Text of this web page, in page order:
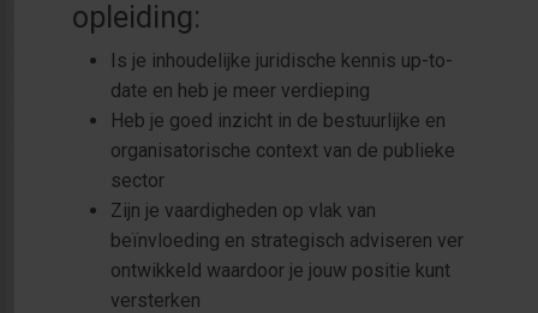
opleiding:
Is je inhoudelijke juridische kennis up-to-
date en heb je meer verdieping
Heb je goed inzicht in de bestuurlijke en
organisatorische context van de publieke
sector
Zijn je vaardigheden op vlak van
beïnvloeding en strategisch adviseren ver
ontwikkeld waardoor je jouw positie kunt
versterken